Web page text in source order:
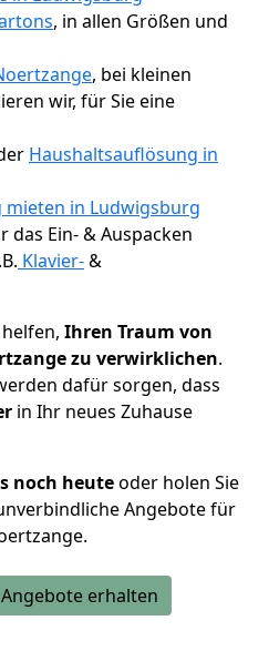
, in allen Größen und
, bei kleinen
wir, für Sie eine
Haushaltsauflösung in
in Ludwigsburg
das Ein- & Auspacken
Klavier-&
Ihren Traum von
zu verwirklichen.
dafür sorgen, dass
in Ihr neues Zuhause
noch heuteoder holen Sie
Angebote für
erhalten